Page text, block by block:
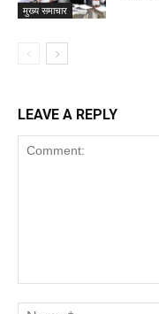
मुख्य समाचार
LEAVE A REPLY